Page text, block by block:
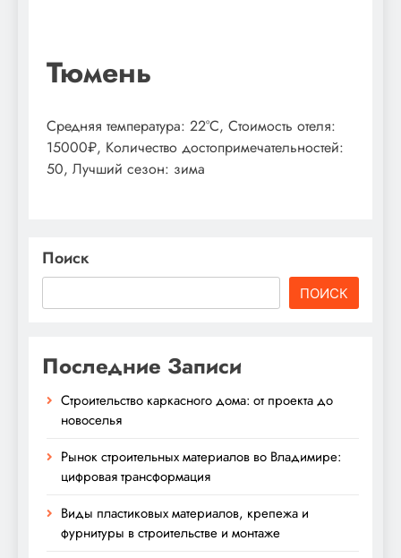
Тюмень
Средняя температура: 22°C, Стоимость отеля:
15000₽, Количество достопримечательностей:
50, Лучший сезон: зима
Поиск
ПОИСК
Последние Записи
Строительство каркасного дома: от проекта до
новоселья
Рынок строительных материалов во Владимире:
цифровая трансформация
Виды пластиковых материалов, крепежа и
фурнитуры в строительстве и монтаже